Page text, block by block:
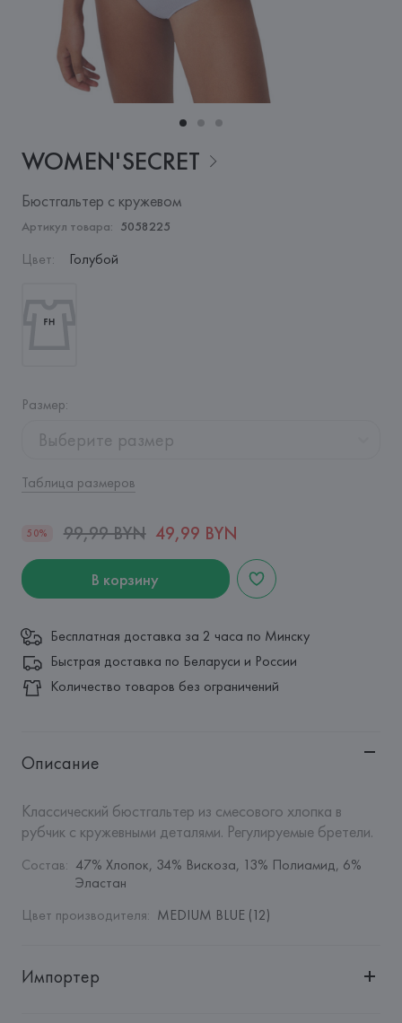
WOMEN'SECRET
Бюстгальтер с кружевом
Артикул товара: 5058225
Цвет: Голубой
Размер:
Выберите размер
Таблица размеров
50% 99,99 BYN 49,99 BYN
В корзину
Бесплатная доставка за 2 часа по Минску
Быстрая доставка по Беларуси и России
Количество товаров без ограничений
Описание
Классический бюстгальтер из смесового хлопка в
рубчик с кружевными деталями. Регулируемые бретели.
Состав: 47% Хлопок, 34% Вискоза, 13% Полиамид, 6%
Эластан
Цвет производителя: MEDIUM BLUE (12)
Импортер